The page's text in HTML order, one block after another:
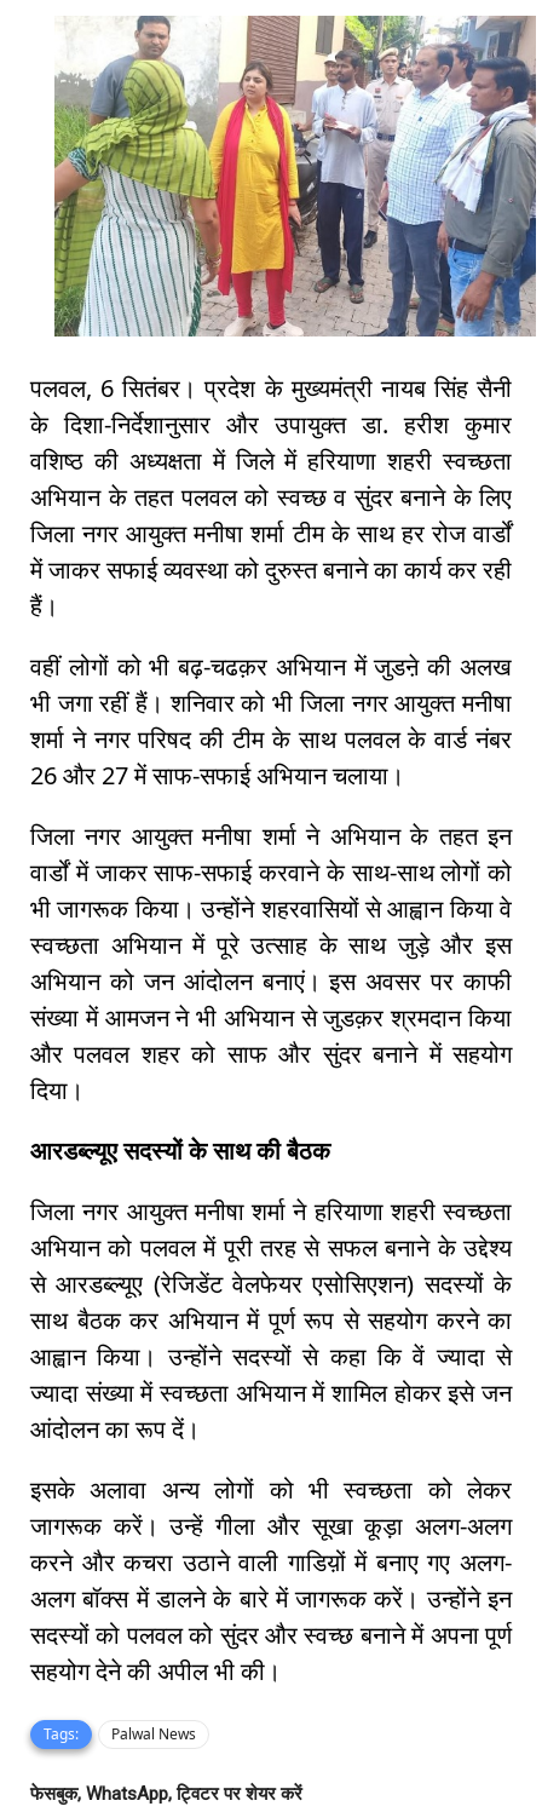
पलवल, 6 सितंबर। प्रदेश के मुख्यमंत्री नायब सिंह सैनी
के दिशा-निर्देशानुसार और उपायुक्त डा. हरीश कुमार
वशिष्ठ की अध्यक्षता में जिले में हरियाणा शहरी स्वच्छता
अभियान के तहत पलवल को स्वच्छ व सुंदर बनाने के लिए
जिला नगर आयुक्त मनीषा शर्मा टीम के साथ हर रोज वार्डों
में जाकर सफाई व्यवस्था को दुरुस्त बनाने का कार्य कर रही
हैं।
वहीं लोगों को भी बढ़-चढक़र अभियान में जुडऩे की अलख
भी जगा रहीं हैं। शनिवार को भी जिला नगर आयुक्त मनीषा
शर्मा ने नगर परिषद की टीम के साथ पलवल के वार्ड नंबर
26 और 27 में साफ-सफाई अभियान चलाया।
जिला नगर आयुक्त मनीषा शर्मा ने अभियान के तहत इन
वार्डों में जाकर साफ-सफाई करवाने के साथ-साथ लोगों को
भी जागरूक किया। उन्होंने शहरवासियों से आह्वान किया वे
स्वच्छता अभियान में पूरे उत्साह के साथ जुड़े और इस
अभियान को जन आंदोलन बनाएं। इस अवसर पर काफी
संख्या में आमजन ने भी अभियान से जुडक़र श्रमदान किया
और पलवल शहर को साफ और सुंदर बनाने में सहयोग
दिया।
आरडब्ल्यूए सदस्यों के साथ की बैठक
जिला नगर आयुक्त मनीषा शर्मा ने हरियाणा शहरी स्वच्छता
अभियान को पलवल में पूरी तरह से सफल बनाने के उद्देश्य
से आरडब्ल्यूए (रेजिडेंट वेलफेयर एसोसिएशन) सदस्यों के
साथ बैठक कर अभियान में पूर्ण रूप से सहयोग करने का
आह्वान किया। उन्होंने सदस्यों से कहा कि वें ज्यादा से
ज्यादा संख्या में स्वच्छता अभियान में शामिल होकर इसे जन
आंदोलन का रूप दें।
इसके अलावा अन्य लोगों को भी स्वच्छता को लेकर
जागरूक करें। उन्हें गीला और सूखा कूड़ा अलग-अलग
करने और कचरा उठाने वाली गाडिय़ों में बनाए गए अलग-
अलग बॉक्स में डालने के बारे में जागरूक करें। उन्होंने इन
सदस्यों को पलवल को सुंदर और स्वच्छ बनाने में अपना पूर्ण
सहयोग देने की अपील भी की।
Tags: Palwal News
फेसबुक, WhatsApp, ट्विटर पर शेयर करें